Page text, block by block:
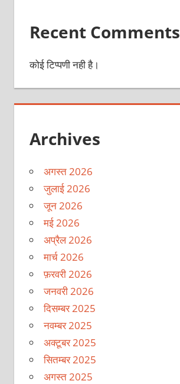
Recent Comments
कोई टिप्पणी नही है।
Archives
अगस्त 2026
जुलाई 2026
जून 2026
मई 2026
अप्रैल 2026
मार्च 2026
फ़रवरी 2026
जनवरी 2026
दिसम्बर 2025
नवम्बर 2025
अक्टूबर 2025
सितम्बर 2025
अगस्त 2025